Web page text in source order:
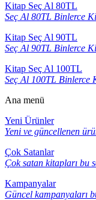
Kitap Seç Al 80TL
Seç Al 80TL Binlerce
Kitap Seç Al 90TL
Seç Al 90TL Binlerce
Kitap Seç Al 100TL
Seç Al 100TL Binlerce
Ana menü
Yeni Ürünler
Yeni ve güncellenen
Çok Satanlar
Çok satan kitapları bu
Kampanyalar
Güncel kampanyaları